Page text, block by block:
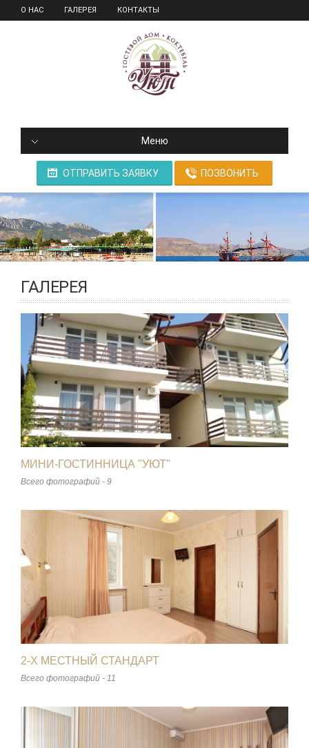
О НАС ГАЛЕРЕЯ КОНТАКТЫ
Меню
ОТПРАВИТЬ ЗАЯВКУ ПОЗВОНИТЬ
ГАЛЕРЕЯ
МИНИ-ГОСТИННИЦА "УЮТ"
Всего фотографий - 9
2-Х МЕСТНЫЙ СТАНДАРТ
Всего фотографий - 11